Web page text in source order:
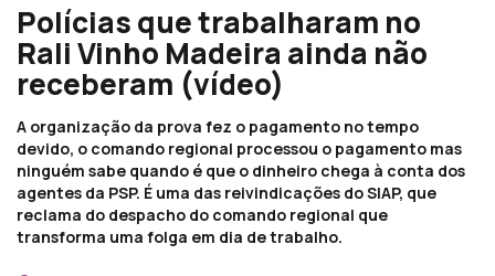
Polícias que trabalharam no
Rali Vinho Madeira ainda não
receberam (vídeo)
A organização da prova fez o pagamento no tempo
devido, o comando regional processou o pagamento mas
ninguém sabe quando é que o dinheiro chega à conta dos
agentes da PSP. É uma das reivindicações do SIAP, que
reclama do despacho do comando regional que
transforma uma folga em dia de trabalho.